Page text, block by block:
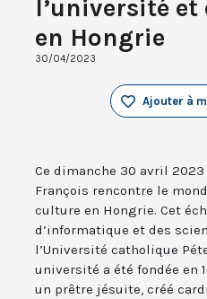
l’université
en Hongrie
30/04/2023
Ajouter à
Ce dimanche 30 avril 2023
François rencontre le
culture en Hongrie. Cet
d’informatique et des
l’Université catholique
université a été fondée en
un prêtre jésuite, créé